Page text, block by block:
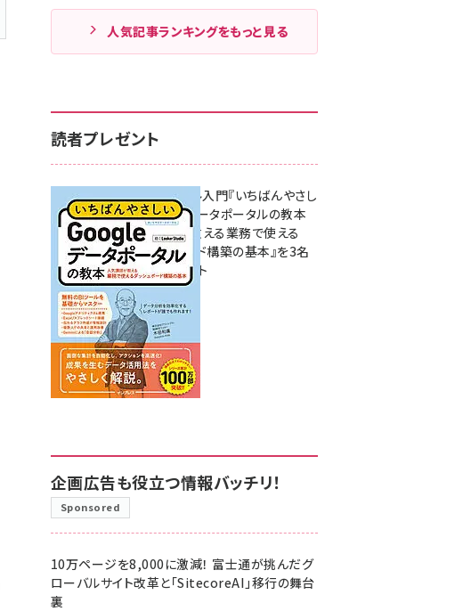
人気記事ランキングをもっと見る
読者プレゼント
無料BIツール入門『いちばんやさし
いGoogleデータポータルの教本
人気講師が教える業務で使える
ダッシュボード構築の基本』を3名
様にプレゼント
7月31日 10:00
企画広告も役立つ情報バッチリ！
Sponsored
10万ページを8,000に激減！ 富士通が挑んだグ
ローバルサイト改革と「SitecoreAI」移行の舞台
裏